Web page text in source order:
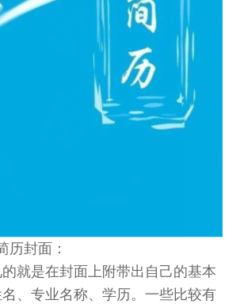
封面：
是在封面上附带出自己的基本
、专业名称、学历。一些比较有